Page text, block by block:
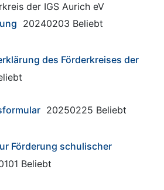
der IGS Aurich eV
20240203 Beliebt
des Förderkreises der
20250225 Beliebt
Förderung schulischer
Beliebt